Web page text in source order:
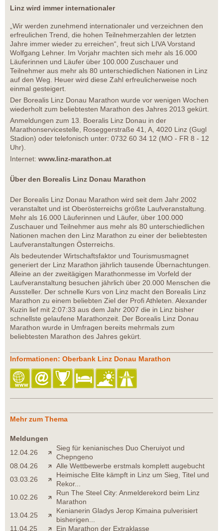
Linz wird immer internationaler
„Wir werden zunehmend internationaler und verzeichnen den
erfreulichen Trend, die hohen Teilnehmerzahlen der letzten
Jahre immer wieder zu erreichen“, freut sich LIVA Vorstand
Wolfgang Lehner. Im Vorjahr machten sich mehr als 16.000
Läuferinnen und Läufer über 100.000 Zuschauer und
Teilnehmer aus mehr als 80 unterschiedlichen Nationen in Linz
auf den Weg. Heuer wird diese Zahl erfreulicherweise noch
einmal gesteigert.
Der Borealis Linz Donau Marathon wurde vor wenigen Wochen
wiederholt zum beliebtesten Marathon des Jahres 2013 gekürt.
Anmeldungen zum 13. Boeralis Linz Donau in der
Marathonservicestelle, Roseggerstraße 41, A, 4020 Linz (Gugl
Stadion) oder telefonisch unter: 0732 60 34 12 (MO - FR 8 - 12
Uhr).
Internet: www.linz-marathon.at
Über den Borealis Linz Donau Marathon
Der Borealis Linz Donau Marathon wird seit dem Jahr 2002
veranstaltet und ist Oberösterreichs größte Laufveranstaltung.
Mehr als 16.000 Läuferinnen und Läufer, über 100.000
Zuschauer und Teilnehmer aus mehr als 80 unterschiedlichen
Nationen machen den Linz Marathon zu einer der beliebtesten
Laufveranstaltungen Österreichs.
Als bedeutender Wirtschaftsfaktor und Tourismusmagnet
generiert der Linz Marathon jährlich tausende Übernachtungen.
Alleine an der zweitägigen Marathonmesse im Vorfeld der
Laufveranstaltung besuchen jährlich über 20.000 Menschen die
Aussteller. Der schnelle Kurs von Linz macht den Borealis Linz
Marathon zu einem beliebten Ziel der Profi Athleten. Alexander
Kuzin lief mit 2:07:33 aus dem Jahr 2007 die in Linz bisher
schnellste gelaufene Marathonzeit. Der Borealis Linz Donau
Marathon wurde in Umfragen bereits mehrmals zum
beliebtesten Marathon des Jahres gekürt.
Informationen: Oberbank Linz Donau Marathon
Mehr zum Thema
Meldungen
12.04.26
Sieg für kenianisches Duo Cheruiyot und
Chepngeno
08.04.26
Alle Wettbewerbe erstmals komplett augebucht
03.03.26
Heimische Elite kämpft in Linz um Sieg, Titel und
Rekor...
10.02.26
Run The Steel City: Anmelderekord beim Linz
Marathon
13.04.25
Kenianerin Gladys Jerop Kimaina pulverisiert
bisherigen...
11.04.25
Ein Marathon der Extraklasse